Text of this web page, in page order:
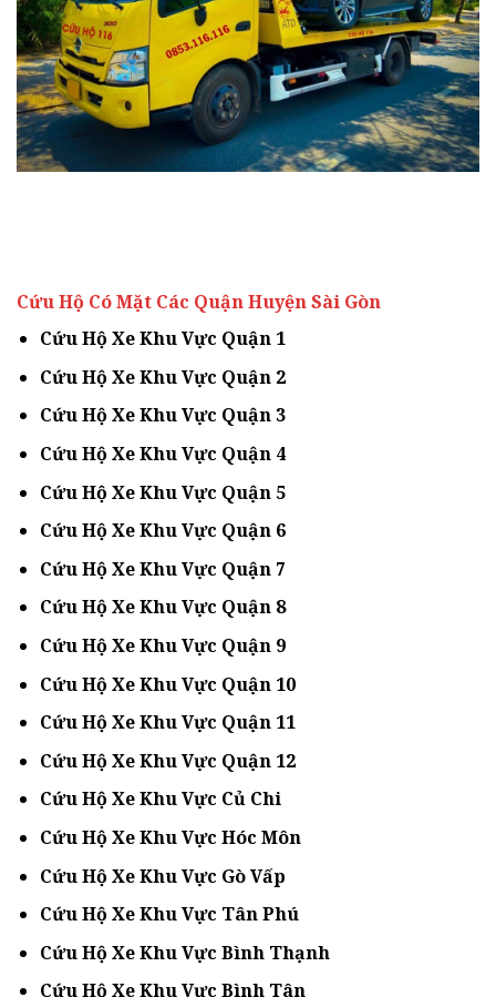
Cứu Hộ Có Mặt Các Quận Huyện Sài Gòn
Cứu Hộ Xe Khu Vực Quận 1
Cứu Hộ Xe Khu Vực Quận 2
Cứu Hộ Xe Khu Vực Quận 3
Cứu Hộ Xe Khu Vực Quận 4
Cứu Hộ Xe Khu Vực Quận 5
Cứu Hộ Xe Khu Vực Quận 6
Cứu Hộ Xe Khu Vực Quận 7
Cứu Hộ Xe Khu Vực Quận 8
Cứu Hộ Xe Khu Vực Quận 9
Cứu Hộ Xe Khu Vực Quận 10
Cứu Hộ Xe Khu Vực Quận 11
Cứu Hộ Xe Khu Vực Quận 12
Cứu Hộ Xe Khu Vực Củ Chi
Cứu Hộ Xe Khu Vực Hóc Môn
Cứu Hộ Xe Khu Vực Gò Vấp
Cứu Hộ Xe Khu Vực Tân Phú
Cứu Hộ Xe Khu Vực Bình Thạnh
Cứu Hộ Xe Khu Vực Bình Tân